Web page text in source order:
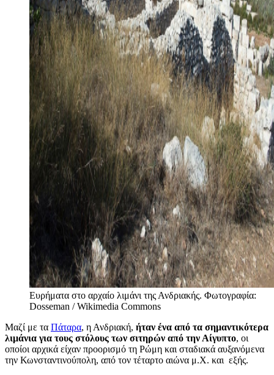
Ευρήματα στο αρχαίο λιμάνι της Ανδριακής. Φωτογραφία:
Dosseman / Wikimedia Commons
Μαζί με τα Πάταρα, η Ανδριακή, ήταν ένα από τα σημαντικότερα
λιμάνια για τους στόλους των σιτηρών από την Αίγυπτο, οι
οποίοι αρχικά είχαν προορισμό τη Ρώμη και σταδιακά αυξανόμενα
την Κωνσταντινούπολη, από τον τέταρτο αιώνα μ.Χ. και εξής.